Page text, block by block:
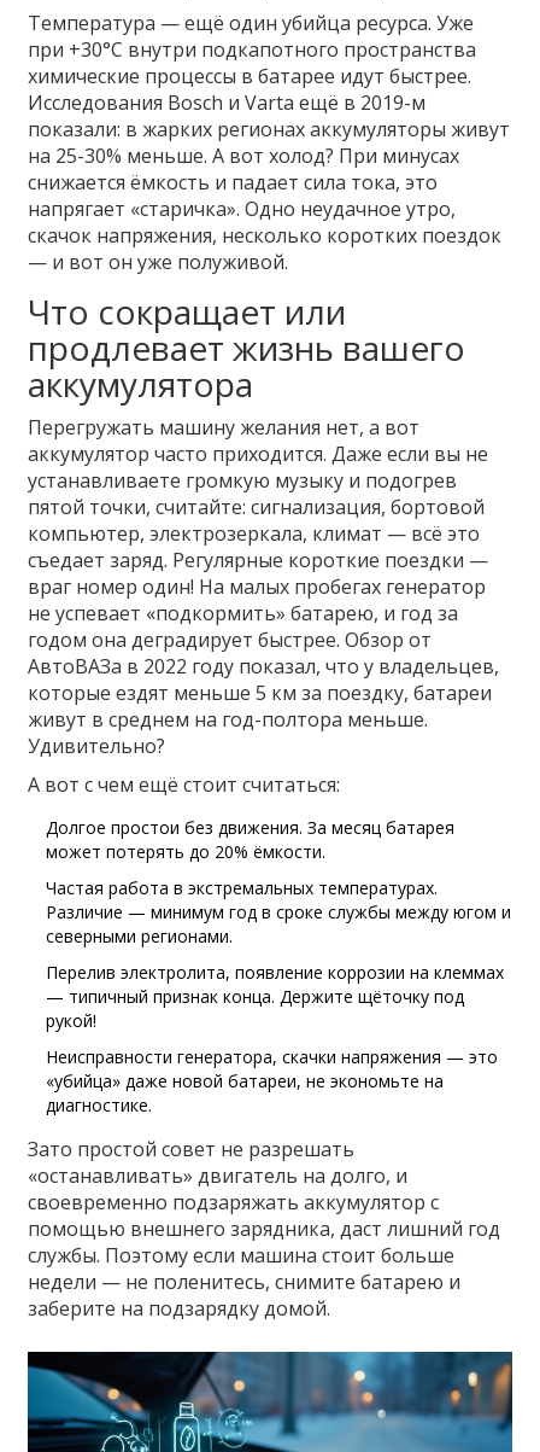
Температура — ещё один убийца ресурса. Уже
при +30°C внутри подкапотного пространства
химические процессы в батарее идут быстрее.
Исследования Bosch и Varta ещё в 2019-м
показали: в жарких регионах аккумуляторы живут
на 25-30% меньше. А вот холод? При минусах
снижается ёмкость и падает сила тока, это
напрягает «старичка». Одно неудачное утро,
скачок напряжения, несколько коротких поездок
— и вот он уже полуживой.
Что сокращает или
продлевает жизнь вашего
аккумулятора
Перегружать машину желания нет, а вот
аккумулятор часто приходится. Даже если вы не
устанавливаете громкую музыку и подогрев
пятой точки, считайте: сигнализация, бортовой
компьютер, электрозеркала, климат — всё это
съедает заряд. Регулярные короткие поездки —
враг номер один! На малых пробегах генератор
не успевает «подкормить» батарею, и год за
годом она деградирует быстрее. Обзор от
АвтоВАЗа в 2022 году показал, что у владельцев,
которые ездят меньше 5 км за поездку, батареи
живут в среднем на год-полтора меньше.
Удивительно?
А вот с чем ещё стоит считаться:
Долгое простои без движения. За месяц батарея
может потерять до 20% ёмкости.
Частая работа в экстремальных температурах.
Различие — минимум год в сроке службы между югом и
северными регионами.
Перелив электролита, появление коррозии на клеммах
— типичный признак конца. Держите щёточку под
рукой!
Неисправности генератора, скачки напряжения — это
«убийца» даже новой батареи, не экономьте на
диагностике.
Зато простой совет не разрешать
«останавливать» двигатель на долго, и
своевременно подзаряжать аккумулятор с
помощью внешнего зарядника, даст лишний год
службы. Поэтому если машина стоит больше
недели — не поленитесь, снимите батарею и
заберите на подзарядку домой.